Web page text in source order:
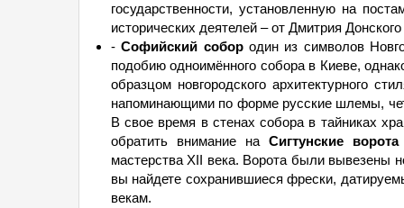
государственности, установленную на
исторических деятелей – от Дмитрия
-Софийский собородин из символов
подобию одноимённого собора в Киеве,
образцом новгородского архитектурного
напоминающими по форме русские шлемы,
В свое время в стенах собора в тайниках
обратить внимание наСигтунские ворота
мастерства XII века. Ворота были вывезены
вы найдете сохранившиеся фрески,
векам.